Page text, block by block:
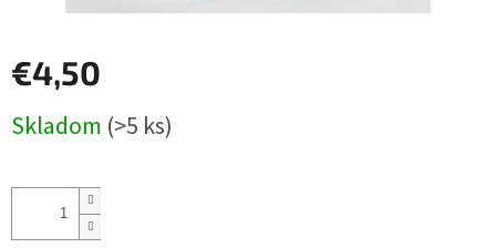
€4,50
cena:
Skladom (>5 ks)